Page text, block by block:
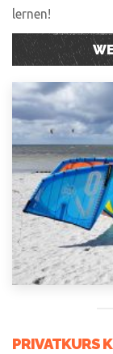
lernen!
PRIVATKURS